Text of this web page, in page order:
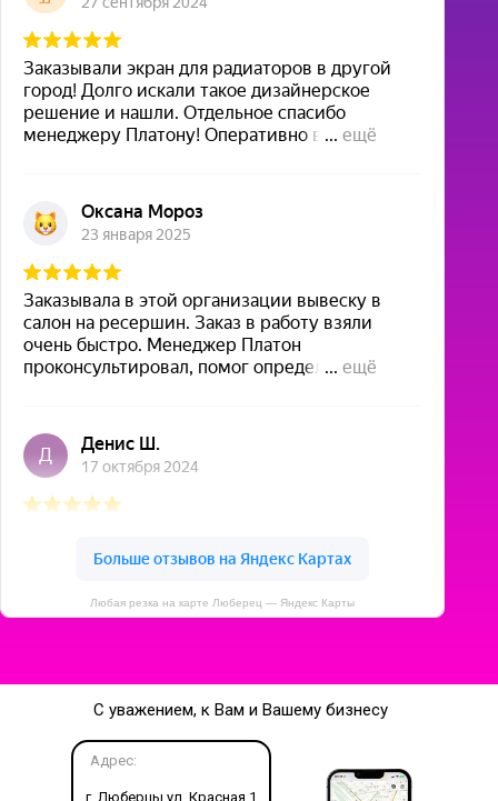
Любая резка на карте Люберец — Яндекс Карты
С уважением, к Вам и Вашему бизнесу
Адрес:
г. Люберцы ул. Красная 1